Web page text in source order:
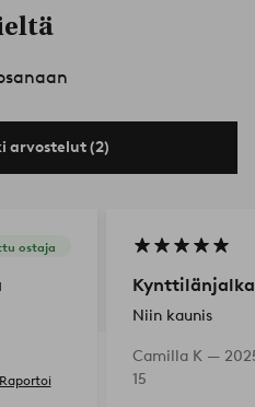
arvostelut (2)
ostaja
Raportoi
Kynttilänjalka
Niin kaunis
Camilla K —
15